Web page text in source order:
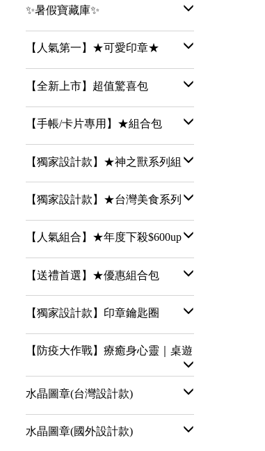
✨暑假寶藏庫✨
【人氣第一】★可愛印章★
【全新上市】超值驚喜包
【手帳/卡片專用】★組合包
【獨家設計款】★神之獸系列組
【獨家設計款】★台灣美食系列
【人氣組合】★年度下殺$600up
【送禮首選】★優惠組合包
【獨家設計款】印章鑰匙圈
【防疫大作戰】療癒身心靈｜桌遊
水晶圖章(台灣設計款)
水晶圖章(國外設計款)